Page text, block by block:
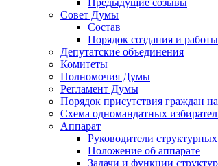
Предыдущие созывы
Совет Думы
Состав
Порядок создания и работы
Депутатские объединения
Комитеты
Полномочия Думы
Регламент Думы
Порядок присутствия граждан
Схема одномандатных
Аппарат
Руководители
Положение об аппарате
Задачи и функции